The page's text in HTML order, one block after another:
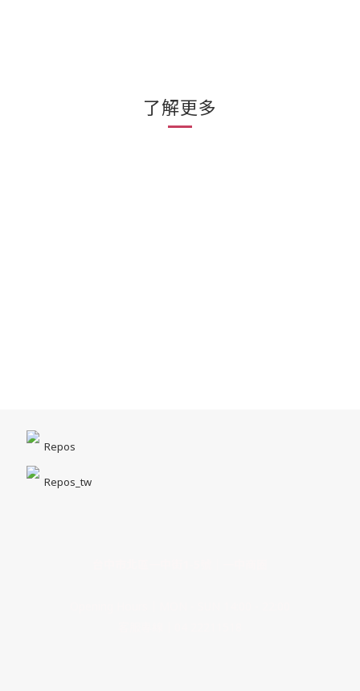
了解更多
Repos
Repos_tw